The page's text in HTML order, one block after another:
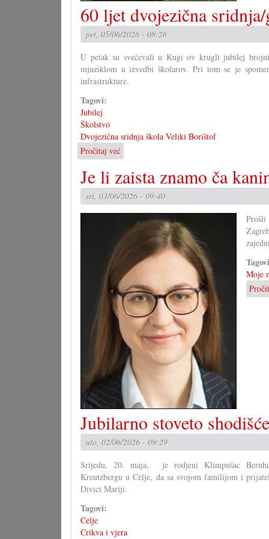
60 ljet dvojezična
pet, 05/06/2026 - 08:26
U petak su svečevali u Kugi ov krugli jubilej
mjuziklom u izvedbi školarov. Pri tom se je
infrastrukture.
Tagovi:
Jubilej
Školstvo
Dvojezična sridnja škola Veliki Borištof
Pročitaj već
60
ljet
dvojezična
sridnja/glavna
škola
Je li zaista znamo ča
sri, 03/06/2026 - 09:40
Moje
Jubilarno stoveto shodišće
uto, 02/06/2026 - 09:29
Srijedu, 20. maja, je rodjeni Klimpušac
Kreutzbergu u Celje, da sa svojom familijom i
Divici Mariji.
Tagovi:
Celje
Crikva i vjera